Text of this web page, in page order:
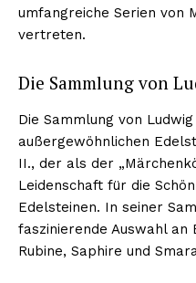
umfangreiche Serien von
vertreten.
Die Sammlung von
Die Sammlung von
außergewöhnlichen
II., der als der
Leidenschaft für die
Edelsteinen. In seiner
faszinierende Auswahl an
Rubine, Saphire und